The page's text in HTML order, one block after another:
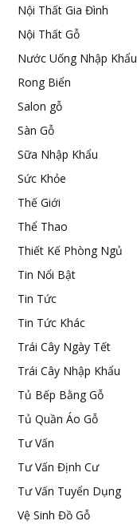
Nội Thất Gia Đình
Nội Thất Gỗ
Nước Uống Nhập Khẩu
Rong Biển
Salon gỗ
Sàn Gỗ
Sữa Nhập Khẩu
Sức Khỏe
Thế Giới
Thể Thao
Thiết Kế Phòng Ngủ
Tin Nổi Bật
Tin Tức
Tin Tức Khác
Trái Cây Ngày Tết
Trái Cây Nhập Khẩu
Tủ Bếp Bằng Gỗ
Tủ Quần Áo Gỗ
Tư Vấn
Tư Vấn Định Cư
Tư Vấn Tuyển Dụng
Vệ Sinh Đồ Gỗ